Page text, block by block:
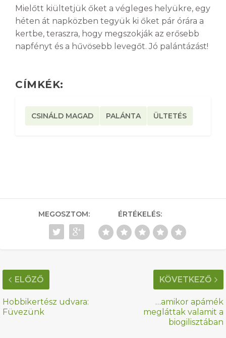
Mielőtt kiültetjük őket a végleges helyükre, egy
héten át napközben tegyük ki őket pár órára a
kertbe, teraszra, hogy megszokják az erősebb
napfényt és a hűvösebb levegőt. Jó palántázást!
CÍMKÉK:
CSINÁLD MAGAD PALÁNTA ÜLTETÉS
MEGOSZTOM: ÉRTÉKELÉS:
ELŐZŐ
Hobbikertész udvara:
Füvezünk
KÖVETKEZŐ
…amikor apámék
megláttak valamit a
biogilisztában